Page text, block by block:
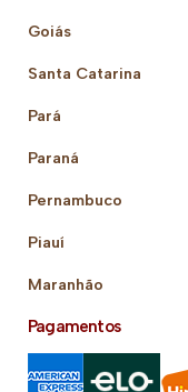
Goiás
Santa Catarina
Pará
Paraná
Pernambuco
Piauí
Maranhão
Pagamentos